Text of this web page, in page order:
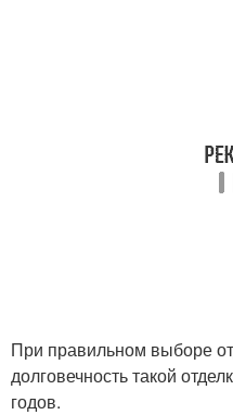
При правильном выборе
долговечность такой
годов.